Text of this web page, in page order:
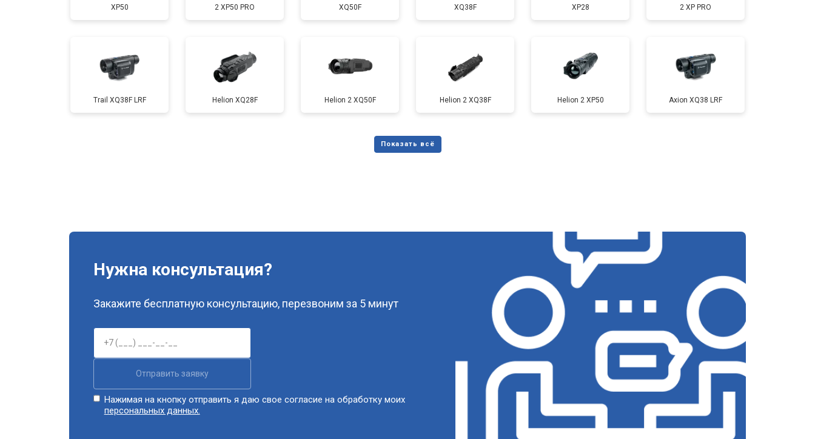
XP50 2 XP50 PRO XQ50F XQ38F XP28 2 XP PRO
Trail XQ38F LRF Helion XQ28F Helion 2 XQ50F Helion 2 XQ38F Helion 2 XP50 Axion XQ38 LRF
Нужна консультация?
Закажите бесплатную консультацию, перезвоним за 5 минут
Отправить заявку
Нажимая на кнопку отправить я даю свое согласие на обработку моих
персональных данных.